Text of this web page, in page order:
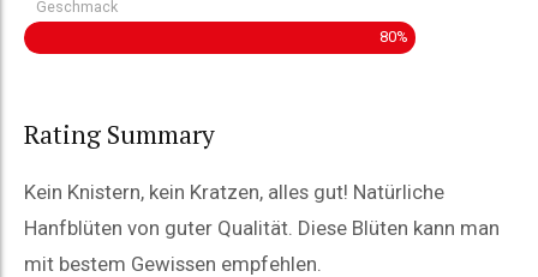
Geschmack
80%
Rating Summary
Kein Knistern, kein Kratzen, alles gut! Natürliche
Hanfblüten von guter Qualität. Diese Blüten kann man
mit bestem Gewissen empfehlen.